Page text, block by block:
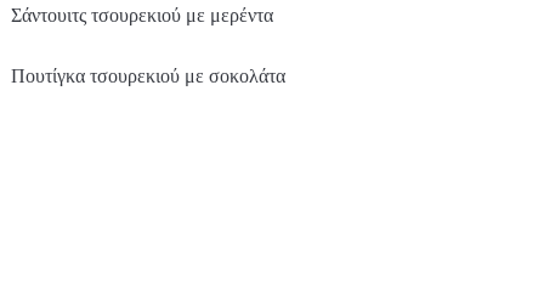
Σάντουιτς τσουρεκιού με μερέντα
Πουτίγκα τσουρεκιού με σοκολάτα